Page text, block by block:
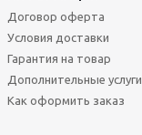
Договор оферта
Условия доставки
Гарантия на товар
Дополнительные услуги
Как оформить заказ